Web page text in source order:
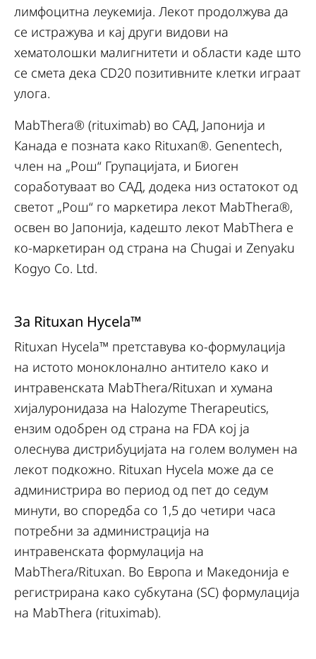
лимфоцитна леукемија. Лекот продолжува да
се истражува и кај други видови на
хематолошки малигнитети и области каде што
се смета дека CD20 позитивните клетки играат
улога.
MabThera® (rituximab) во САД, Јапонија и
Канада е позната како Rituxan®. Genentech,
член на „Рош“ Групацијата, и Биоген
соработуваат во САД, додека низ остатокот од
светот „Рош“ го маркетира лекот MabThera®,
освен во Јапонија, кадешто лекот MabThera е
ко-маркетиран од страна на Chugai и Zenyaku
Kogyo Co. Ltd.
За Rituxan Hycela™
Rituxan Hycela™ претставува ко-формулација
на истото моноклонално антитело како и
интравенската MabThera/Rituxan и хумана
хијалуронидаза на Halozyme Therapeutics,
ензим одобрен од страна на FDA кој ја
олеснува дистрибуцијата на голем волумен на
лекот подкожно. Rituxan Hycela може да се
администрира во период од пет до седум
минути, во споредба со 1,5 до четири часа
потребни за администрација на
интравенската формулација на
MabThera/Rituxan. Во Европа и Македонија е
регистрирана како субкутана (SC) формулација
на MabThera (rituximab).